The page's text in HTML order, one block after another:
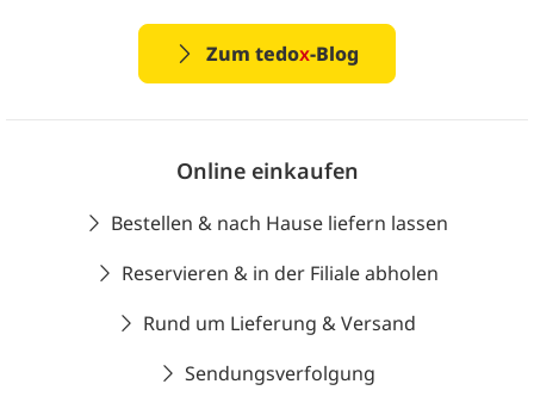
Zum tedox-Blog
Online einkaufen
Bestellen & nach Hause liefern lassen
Reservieren & in der Filiale abholen
Rund um Lieferung & Versand
Sendungsverfolgung